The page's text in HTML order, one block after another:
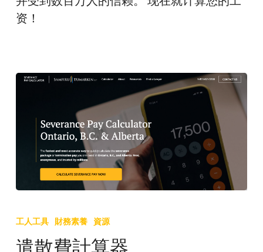
资！
散
工人工具 財務素養 資源
遣散費計算器